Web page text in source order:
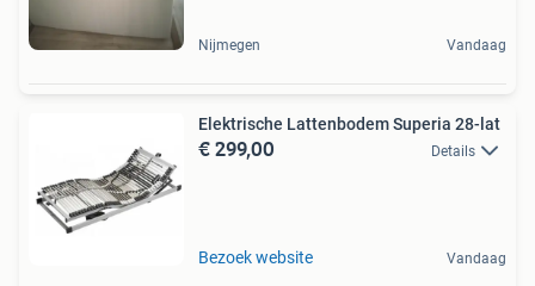
Nijmegen Vandaag
Elektrische Lattenbodem Superia 28-lat
€ 299,00 Details
Bezoek website Vandaag